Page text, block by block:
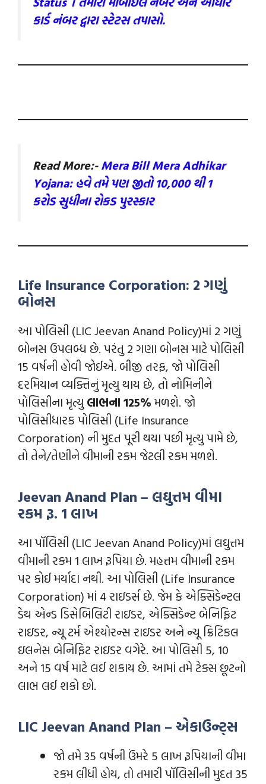
કાર્ડ નંબર દ્વારા સ્ટેટસ તપાસો.
Read More:-Mera Bill Mera Adhikar
Yojana: હવે તમે પણ જીતો 10,000 થી 1
કરોડ સુધીના રોકડ પુરસ્કાર
Life Insurance Corporation: 2 ગણું
બોનસ
આ પોલિસી (LIC Jeevan Anand Policy)માં 2 ગણું
બોનસ ઉપલબ્ધ છે. પરંતુ 2 ગણા બોનસ માટે પોલિસી
15 વર્ષની હોવી જોઈએ. બીજી તરફ, જો પોલિસી
દરમિયાન વ્યક્તિનું મૃત્યુ થાય છે, તો નોમિનીને
પોલિસીના મૃત્યુ લાભના 125%મળશે. જો
પોલિસીધારક પોલિસી (Life Insurance
Corporation) ની મુદત પૂરી થયા પછી મૃત્યુ પામે છે,
તો તેને/તેણીને વીમાની રકમ જેટલી રકમ મળશે.
Jeevan Anand Plan – લઘુત્તમ વીમા
રકમ રૂ. 1 લાખ
આ પૉલિસી (LIC Jeevan Anand Policy)માં લઘુત્તમ
વીમાની રકમ 1 લાખ રૂપિયા છે. મહત્તમ વીમાની રકમ
પર કોઈ મર્યાદા નથી. આ પોલિસી (Life Insurance
Corporation) માં 4 રાઇડર્સ છે. જેમ કે એક્સિડેન્ટલ
ડેથ એન્ડ ડિસેબિલિટી રાઇડર, એક્સિડેન્ટ બેનિફિટ
રાઇડર, ન્યૂ ટર્મ એશ્યોરન્સ રાઇડર અને ન્યૂ ક્રિટિકલ
ઇલનેસ બેનિફિટ રાઇડર વગેરે. આ પોલિસી 5, 10
અને 15 વર્ષ માટે લઈ શકાય છે. આમાં તમે ટેક્સ છૂટનો
લાભ લઈ શકો છો.
LIC Jeevan Anand Plan – એકાઉન્ટ્સ
જો તમે 35 વર્ષની ઉંમરે 5 લાખ રૂપિયાની વીમા
રકમ લીધી હોય, તો તમારી પૉલિસીની મુદત 35